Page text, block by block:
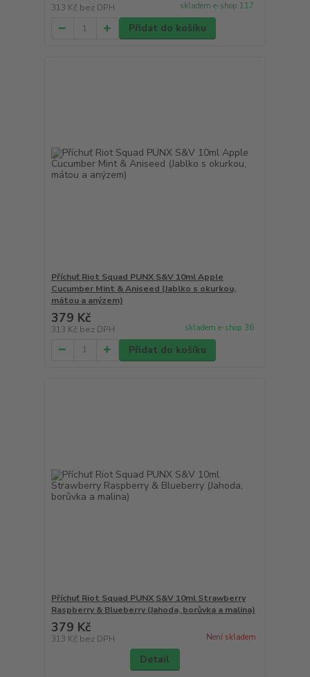
313 Kč bez DPH skladem e-shop 117
Přidat do košíku
Příchuť Riot Squad PUNX S&V 10ml Apple
Cucumber Mint & Aniseed (Jablko s okurkou,
mátou a anýzem)
379 Kč
313 Kč bez DPH skladem e-shop 36
Přidat do košíku
Příchuť Riot Squad PUNX S&V 10ml Strawberry
Raspberry & Blueberry (Jahoda, borůvka a malina)
379 Kč
313 Kč bez DPH Není skladem
Detail